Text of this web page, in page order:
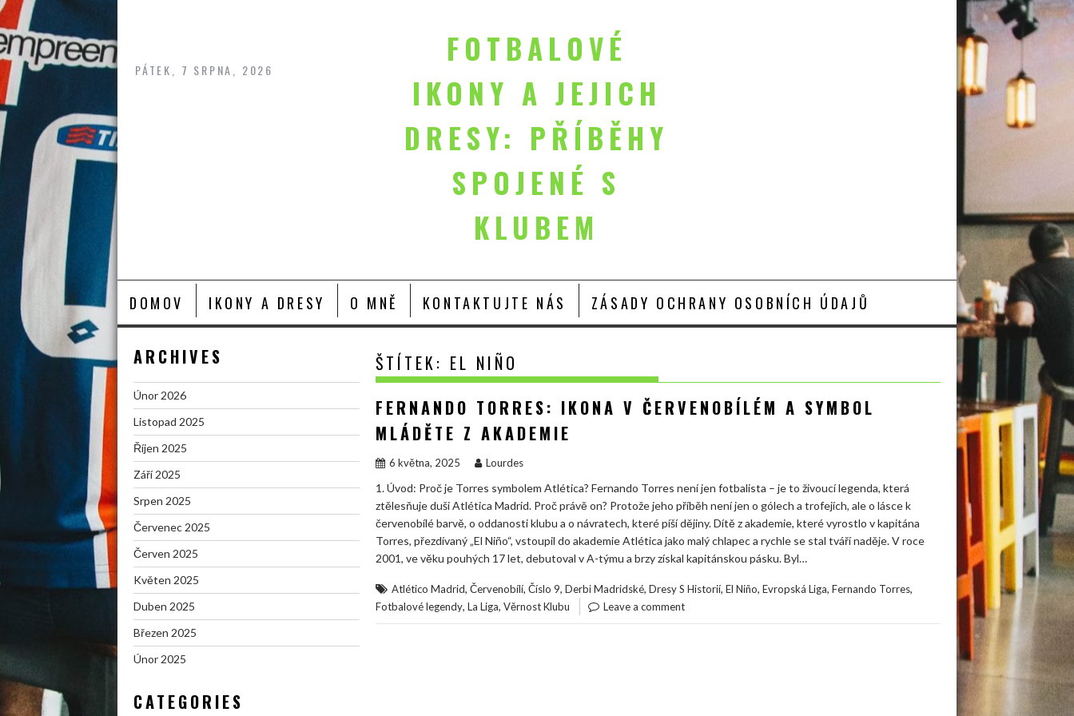
content
PÁTEK, 7 SRPNA, 2026
FOTBALOVÉ
IKONY A JEJICH
DRESY: PŘÍBĚHY
SPOJENÉ S
KLUBEM
DOMOV IKONY A DRESY O MNĚ KONTAKTUJTE NÁS ZÁSADY OCHRANY OSOBNÍCH ÚDAJŮ
ŠTÍTEK: EL NIÑO
FERNANDO TORRES: IKONA V ČERVENOBÍLÉM A SYMBOL
MLÁDĚTE Z AKADEMIE
6 května, 2025 Lourdes
1. Úvod: Proč je Torres symbolem Atlética? Fernando Torres není jen fotbalista – je to živoucí legenda, která
ztělesňuje duši Atlética Madrid. Proč právě on? Protože jeho příběh není jen o gólech a trofejích, ale o lásce k
červenobílé barvě, o oddanosti klubu a o návratech, které píší dějiny. Dítě z akademie, které vyrostlo v kapitána
Torres, přezdívaný „El Niño“, vstoupil do akademie Atlética jako malý chlapec a rychle se stal tváří naděje. V roce
2001, ve věku pouhých 17 let, debutoval v A-týmu a brzy získal kapitánskou pásku. Byl…
Atlético Madrid, Červenobílí, Číslo 9, Derbi Madridské, Dresy S Historií, El Niño, Evropská Liga, Fernando Torres,
Fotbalové legendy, La Liga, Věrnost Klubu Leave a comment
ARCHIVES
Únor 2026
Listopad 2025
Říjen 2025
Září 2025
Srpen 2025
Červenec 2025
Červen 2025
Květen 2025
Duben 2025
Březen 2025
Únor 2025
CATEGORIES